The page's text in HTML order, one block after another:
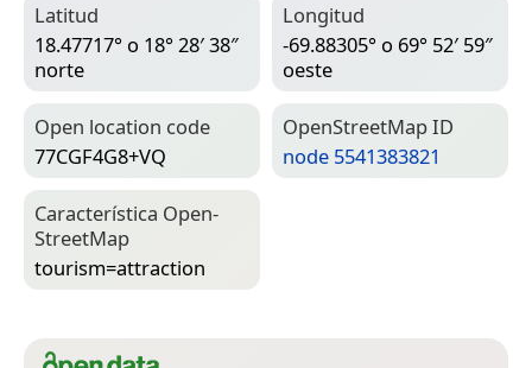
Latitud
18.47717° o 18° 28′ 38″
norte
Longitud
-69.88305° o 69° 52′ 59″
oeste
Open location code
77CGF4G8+VQ
Open­Street­Map ID
node 5541383821
Característica Open­
Street­Map
tourism=­attraction